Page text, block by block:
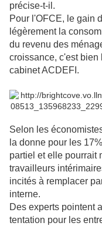
précise-t-il.
Pour l'OFCE, le gain
légèrement la
du revenu des
croissance, c'est bien
cabinet ACDEFI.
Selon les
la donne pour les
partiel et elle pourrait
travailleurs
incités à remplacer
interne.
Des experts pointent
tentation pour les